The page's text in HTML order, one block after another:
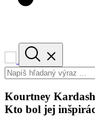
Kourtney
Kto bol jej